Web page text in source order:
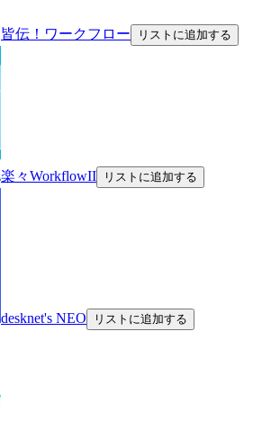
皆伝！ワークフロー リストに追加する
楽々WorkflowII リストに追加する
desknet's NEO リストに追加する